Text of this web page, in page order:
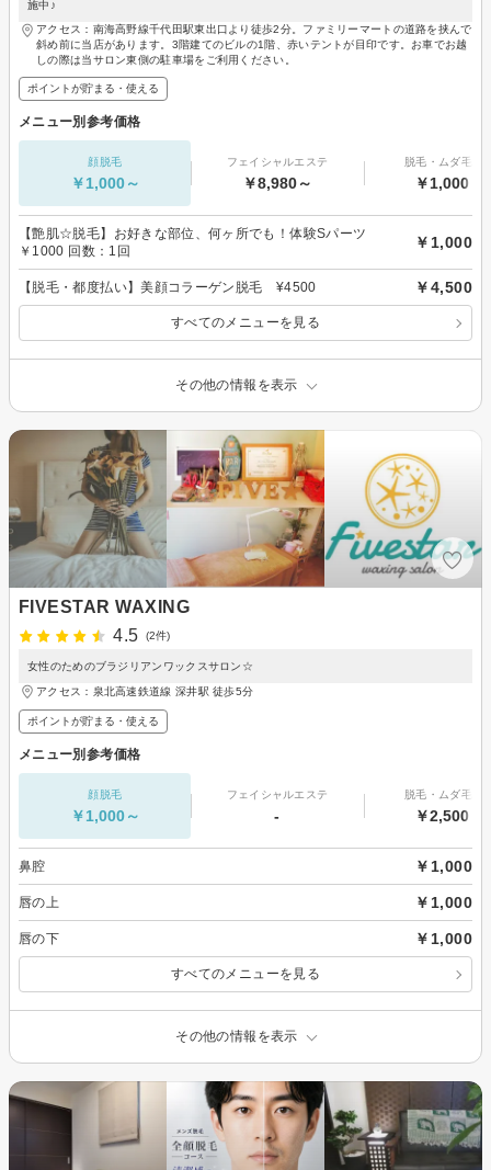
施中♪
アクセス：南海高野線千代田駅東出口より徒歩2分。ファミリーマートの道路を挟んで
斜め前に当店があります。3階建てのビルの1階、赤いテントが目印です。お車でお越
しの際は当サロン東側の駐車場をご利用ください。
ポイントが貯まる・使える
メニュー別参考価格
顔脱毛
￥1,000～
フェイシャルエステ
￥8,980～
脱毛・ムダ毛処
￥1,000～
【艶肌☆脱毛】お好きな部位、何ヶ所でも！体験Sパーツ
￥1000 回数：1回
￥1,000
【脱毛・都度払い】美顔コラーゲン脱毛 ¥4500 ￥4,500
すべてのメニューを見る
その他の情報を表示
FIVESTAR WAXING
4.5
(2件)
女性のためのブラジリアンワックスサロン☆
アクセス：泉北高速鉄道線 深井駅 徒歩5分
ポイントが貯まる・使える
メニュー別参考価格
顔脱毛
￥1,000～
フェイシャルエステ
-
脱毛・ムダ毛処
￥2,500～
鼻腔 ￥1,000
唇の上 ￥1,000
唇の下 ￥1,000
すべてのメニューを見る
その他の情報を表示